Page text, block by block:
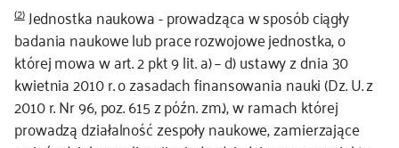
(2)Jednostka naukowa - prowadząca w sposób ciągły
badania naukowe lub prace rozwojowe jednostka, o
której mowa w art. 2 pkt 9 lit. a) – d) ustawy z dnia 30
kwietnia 2010 r. o zasadach finansowania nauki (Dz. U. z
2010 r. Nr 96, poz. 615 z późn. zm.), w ramach której
prowadzą działalność zespoły naukowe, zamierzające